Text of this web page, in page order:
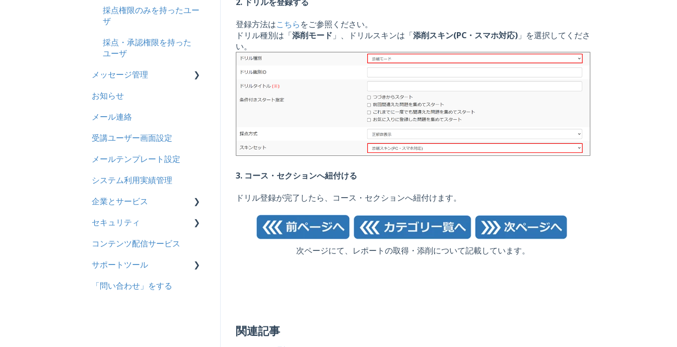
登録方法はこちらをご参照ください。
ドリル種別は「添削モード 」、ドリルスキンは「添削スキン(PC・スマホ対応)」を選択してくださ
い。
3. コース・セクションへ紐付ける
ドリル登録が完了したら、コース・セクションへ紐付けます。
次ページにて、レポートの取得・添削について記載しています。
関連記事
ドリル
メッセージ
お知らせ
多言語変換
助成金
2023年4月アップデート
問題属性
採点権限のみを持ったユー
ザ
採点・承認権限を持った
ユーザ
メッセージ管理
基本操作
リンクメッセージスレッド
お知らせ
メール連絡
受講ユーザー画面設定
メールテンプレート設定
システム利用実績管理
企業とサービス
用語の定義
企業について
統合ユーザーについて
サービスについて
セキュリティ
シングルサインオン設定
証明書認証
MFA(多要素認証)
コンテンツ配信サービス
サポートツール
基本操作
「問い合わせ」をする